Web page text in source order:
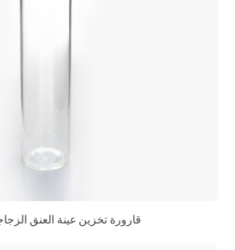
قارورة تخزين عينة العنق